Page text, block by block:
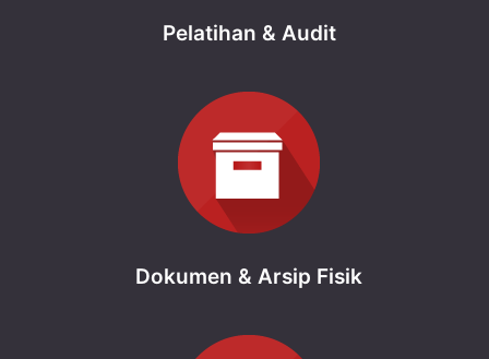
Pelatihan & Audit
Dokumen & Arsip Fisik